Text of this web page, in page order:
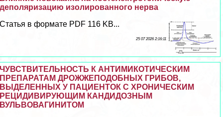
деполяризацию изолированного нерва
Статья в формате PDF 116 KB...
25 07 2026 2:16:11
ЧУВСТВИТЕЛЬНОСТЬ К АНТИМИКОТИЧЕСКИМ
ПРЕПАРАТАМ ДРОЖЖЕПОДОБНЫХ ГРИБОВ,
ВЫДЕЛЕННЫХ У ПАЦИЕНТОК С ХРОНИЧЕСКИМ
РЕЦИДИВИРУЮЩИМ КАНДИДОЗНЫМ
ВУЛЬВОВАГИНИТОМ